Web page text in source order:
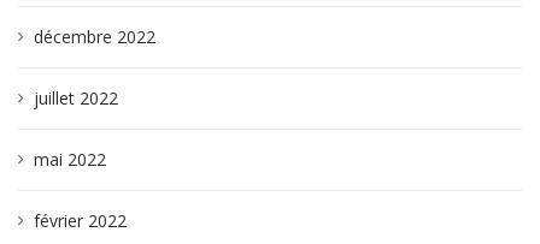
décembre 2022
juillet 2022
mai 2022
février 2022